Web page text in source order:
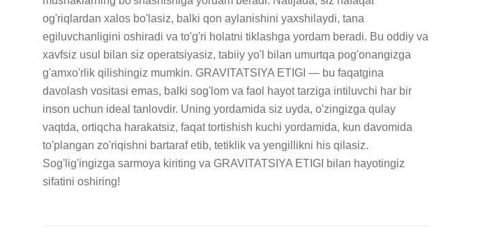
og'riqlardan xalos bo'lasiz, balki qon aylanishini yaxshilaydi, tana
egiluvchanligini oshiradi va to'g'ri holatni tiklashga yordam beradi. Bu oddiy va
xavfsiz usul bilan siz operatsiyasiz, tabiiy yo'l bilan umurtqa pog'onangizga
g'amxo'rlik qilishingiz mumkin. GRAVITATSIYA ETIGI — bu faqatgina
davolash vositasi emas, balki sog'lom va faol hayot tarziga intiluvchi har bir
inson uchun ideal tanlovdir. Uning yordamida siz uyda, o'zingizga qulay
vaqtda, ortiqcha harakatsiz, faqat tortishish kuchi yordamida, kun davomida
to'plangan zo'riqishni bartaraf etib, tetiklik va yengillikni his qilasiz.
Sog'lig'ingizga sarmoya kiriting va GRAVITATSIYA ETIGI bilan hayotingiz
sifatini oshiring!